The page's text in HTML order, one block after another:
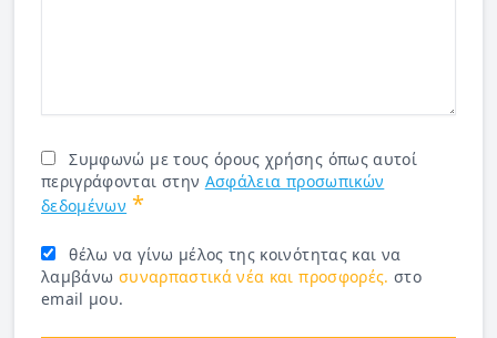
Συμφωνώ με τους όρους χρήσης όπως αυτοί
περιγράφονται στην Ασφάλεια προσωπικών
δεδομένων *
θέλω να γίνω μέλος της κοινότητας και να
λαμβάνω συναρπαστικά νέα και προσφορές. στο
email μου.